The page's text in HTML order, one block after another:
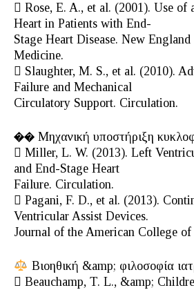
 Rose, E. A., et al. (2001). Use
Heart in Patients with End-
Stage Heart Disease. New
Medicine.
 Slaughter, M. S., et al. (2010).
Failure and Mechanical
Circulatory Support. Circulation.
�� Μηχανική υποστήριξη
 Miller, L. W. (2013). Left
and End-Stage Heart
Failure. Circulation.
 Pagani, F. D., et al. (2013).
Ventricular Assist Devices.
Journal of the American College
Βιοηθική &amp; φιλοσοφία
 Beauchamp, T. L., &amp;